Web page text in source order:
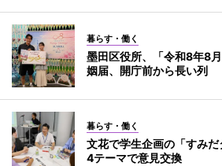
暮らす・働く
墨田区役所、「令和8年8
姻届、開庁前から長い列
暮らす・働く
文花で学生企画の「すみ
4テーマで意見交換